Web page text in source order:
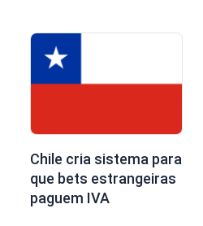
Chile cria sistema para
que bets estrangeiras
paguem IVA